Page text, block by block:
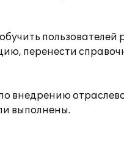
пользователей
перенести
внедрению
выполнены.